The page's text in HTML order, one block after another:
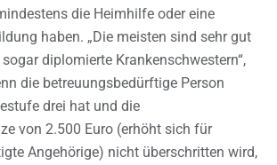
die Heimhilfe oder eine
haben. „Die meisten sind sehr gut
diplomierte Krankenschwestern“,
die betreuungsbedürftige Person
drei hat und die
von 2.500 Euro (erhöht sich für
Angehörige) nicht überschritten wird,